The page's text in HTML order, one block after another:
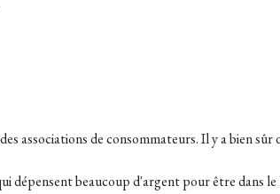
associations de consommateurs. Il y a bien sûr
dépensent beaucoup d'argent pour être dans le